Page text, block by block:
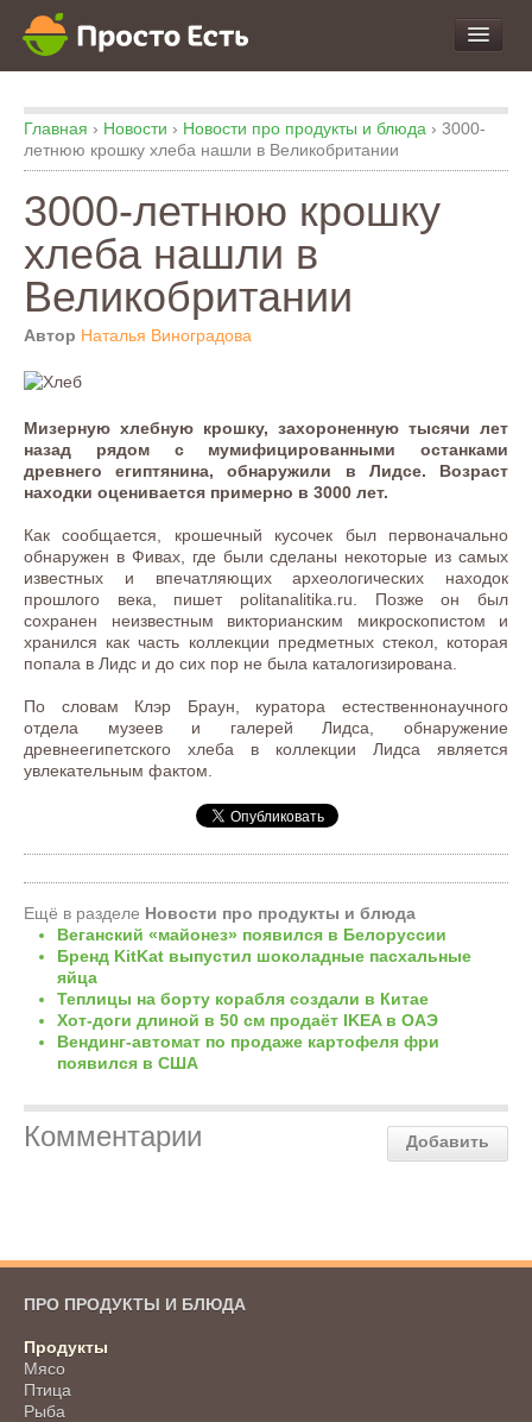
про Еду
про Кухню
про Экспертизу
Главная › Новости › Новости про продукты и блюда › 3000-
летнюю крошку хлеба нашли в Великобритании
3000-летнюю крошку
хлеба нашли в
Великобритании
Автор Наталья Виноградова
Мизерную хлебную крошку, захороненную тысячи лет
назад рядом с мумифицированными останками
древнего египтянина, обнаружили в Лидсе. Возраст
находки оценивается примерно в 3000 лет.
Как сообщается, крошечный кусочек был первоначально
обнаружен в Фивах, где были сделаны некоторые из самых
известных и впечатляющих археологических находок
прошлого века, пишет politanalitika.ru. Позже он был
сохранен неизвестным викторианским микроскопистом и
хранился как часть коллекции предметных стекол, которая
попала в Лидс и до сих пор не была каталогизирована.
По словам Клэр Браун, куратора естественнонаучного
отдела музеев и галерей Лидса, обнаружение
древнеегипетского хлеба в коллекции Лидса является
увлекательным фактом.
Ещё в разделе Новости про продукты и блюда
Веганский «майонез» появился в Белоруссии
Бренд KitKat выпустил шоколадные пасхальные
яйца
Теплицы на борту корабля создали в Китае
Хот-доги длиной в 50 см продаёт IKEA в ОАЭ
Вендинг-автомат по продаже картофеля фри
появился в США
Добавить
Комментарии
ПРО ПРОДУКТЫ И БЛЮДА
Продукты
Мясо
Птица
Рыба